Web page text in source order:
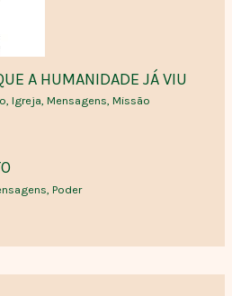
A HUMANIDADE JÁ VIU
, Igreja, Mensagens, Missão
Poder